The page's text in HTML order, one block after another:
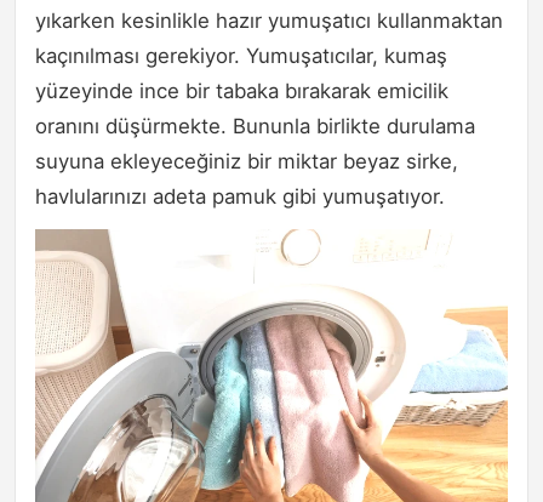
yıkarken kesinlikle hazır yumuşatıcı kullanmaktan
kaçınılması gerekiyor. Yumuşatıcılar, kumaş
yüzeyinde ince bir tabaka bırakarak emicilik
oranını düşürmekte. Bununla birlikte durulama
suyuna ekleyeceğiniz bir miktar beyaz sirke,
havlularınızı adeta pamuk gibi yumuşatıyor.